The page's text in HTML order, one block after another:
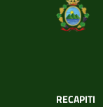
RECAPITI